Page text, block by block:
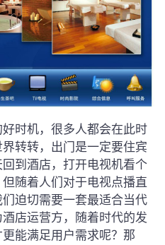
时机，很多人都会在此时
转转，出门是一定要住宾
到酒店，打开电视机看个
随着人们对于电视点播直
迫切需要一套最适合当代
店运营方，随着时代的发
能满足用户需求呢？那